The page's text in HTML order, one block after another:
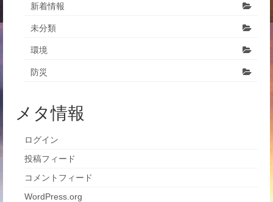
新着情報
未分類
環境
防災
メタ情報
ログイン
投稿フィード
コメントフィード
WordPress.org